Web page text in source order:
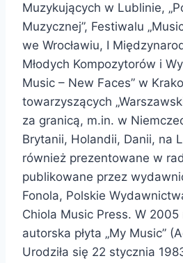
Muzykujących w Lublinie,
Muzycznej”, Festiwalu
we Wrocławiu, I
Młodych Kompozytorów i
Music – New Faces” w
towarzyszących
za granicą, m.in. w
Brytanii, Holandii, Danii, na
również prezentowane w
publikowane przez
Fonola, Polskie
Chiola Music Press. W 2005
autorska płyta „My Music”
Urodziła się 22 stycznia